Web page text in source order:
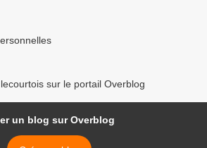
sur le portail Overblog
un blog sur Overblog